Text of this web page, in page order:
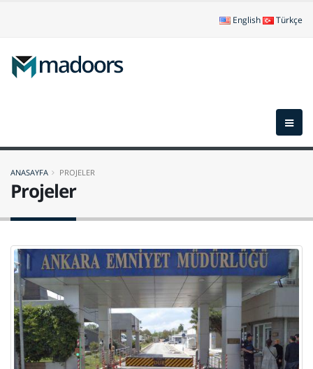
English Türkçe
ANASAYFA PROJELER
Projeler